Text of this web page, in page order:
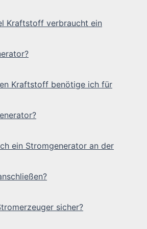
Kraftstoff verbraucht ein
Kraftstoff benötige ich für
ein Stromgenerator an der
sicher?